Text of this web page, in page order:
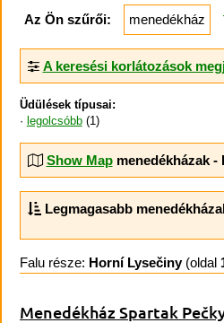
Az Ön szűrői: menedékház
A keresési korlátozások
Üdülések típusai:
legolcsóbb(1)
Show Mapmenedékházak -
Legmagasabb
Falu része: Horní Lysečiny(oldal
Menedékház Spartak